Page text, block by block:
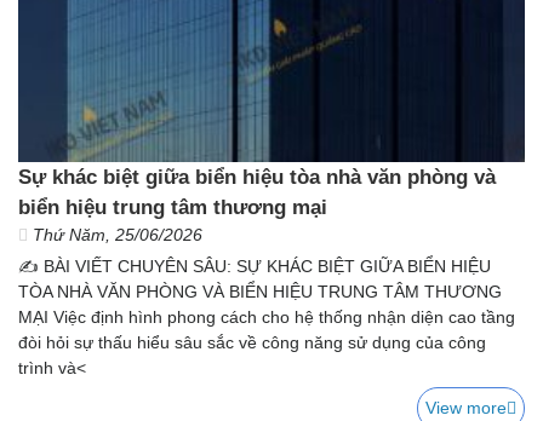
Sự khác biệt giữa biển hiệu tòa nhà văn phòng và
biển hiệu trung tâm thương mại
Thứ Năm, 25/06/2026
✍️ BÀI VIẾT CHUYÊN SÂU: SỰ KHÁC BIỆT GIỮA BIỂN HIỆU
TÒA NHÀ VĂN PHÒNG VÀ BIỂN HIỆU TRUNG TÂM THƯƠNG
MẠI Việc định hình phong cách cho hệ thống nhận diện cao tầng
đòi hỏi sự thấu hiểu sâu sắc về công năng sử dụng của công
trình và<
View more